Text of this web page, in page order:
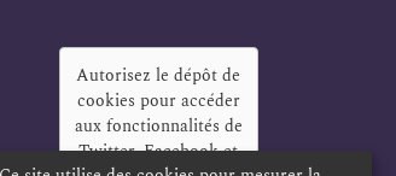
Autorisez le dépôt de
cookies pour accéder
aux fonctionnalités de
Twitter, Facebook et